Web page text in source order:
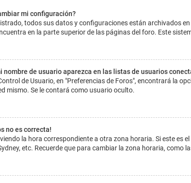
mi configuración?
todos sus datos y configuraciones están archivados
en la parte superior de las páginas del foro. Este
nombre de usuario aparezca en las listas de usuarios
de Usuario, en "Preferencias de Foros", encontrará la
mismo. Se le contará como usuario oculto.
no es correcta!
la hora correspondiente a otra zona horaria. Si este es
etc. Recuerde que para cambiar la zona horaria,